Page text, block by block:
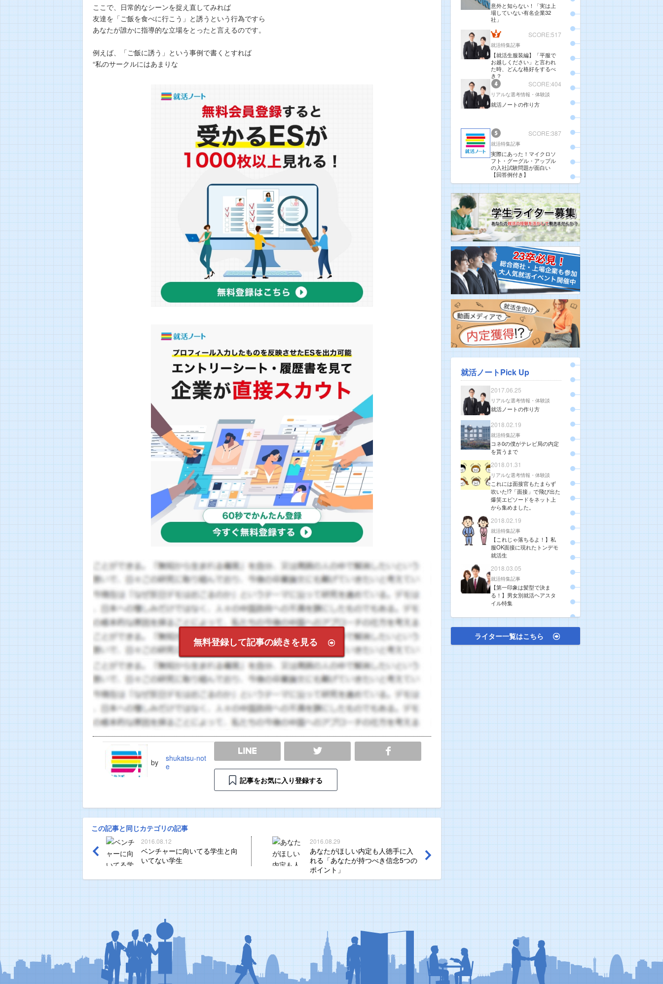
ここで、日常的なシーンを捉え直してみれば
友達を「ご飯を食べに行こう」と誘うという行為ですら
あなたが誰かに指導的な立場をとったと言えるのです。
例えば、「ご飯に誘う」という事例で書くとすれば
“私のサークルにはあまりな
無料登録して記事の続きを見る
by
shukatsu-not
e
LINE SHARE
記事をお気に入り登録する
この記事と同じカテゴリの記事
2016.08.12
ベンチャーに向いてる学生と向
いてない学生
2016.08.29
あなたがほしい内定も人徳手に入
れる「あなたが持つべき信念5つの
ポイント」
意外と知らない！「実は上
場していない有名企業32
社」
SCORE:517
就活特集記事
【就活生服装編】「平服で
お越しください」と言われ
た時、どんな格好をするべ
き？
SCORE:404
リアルな選考情報・体験談
就活ノートの作り方
SCORE:387
就活特集記事
実際にあった！マイクロソ
フト・グーグル・アップル
の入社試験問題が面白い
【回答例付き】
就活ノートPick Up
2017.06.25
リアルな選考情報・体験談
就活ノートの作り方
2018.02.19
就活特集記事
コネ0の僕がテレビ局の内定
を貰うまで
2018.01.31
リアルな選考情報・体験談
これには面接官もたまらず
吹いた!?「面接」で飛び出た
爆笑エピソードをネット上
から集めました。
2018.02.19
就活特集記事
【これじゃ落ちるよ！】私
服OK面接に現れたトンデモ
就活生
2018.03.05
就活特集記事
【第一印象は髪型で決ま
る！】男女別就活ヘアスタ
イル特集
ライター一覧はこちら